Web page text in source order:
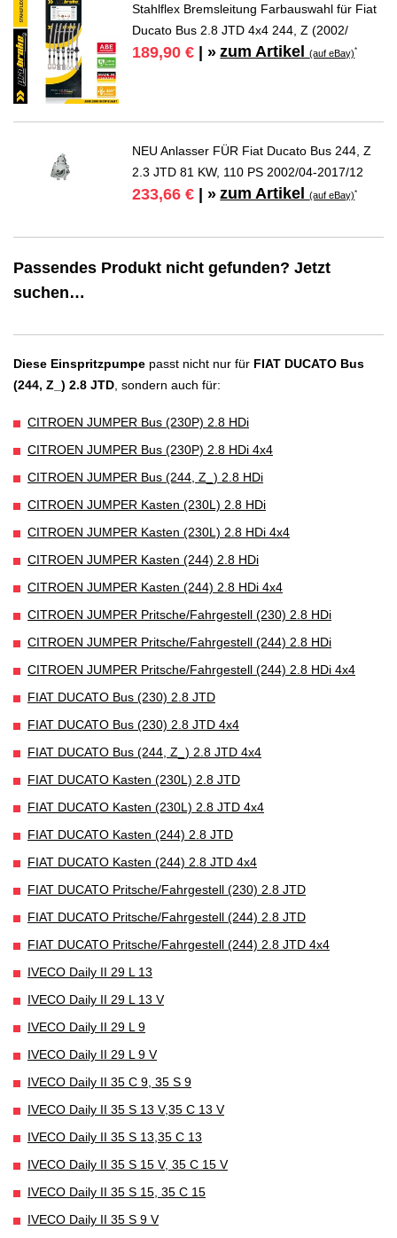
Stahlflex Bremsleitung Farbauswahl für Fiat
Ducato Bus 2.8 JTD 4x4 244, Z (2002/
189,90 € | » zum Artikel(auf eBay)*
NEU Anlasser FÜR Fiat Ducato Bus 244, Z
2.3 JTD 81 KW, 110 PS 2002/04-2017/12
233,66 € | » zum Artikel(auf eBay)*
Passendes Produkt nicht gefunden? Jetzt
suchen…
Diese Einspritzpumpe passt nicht nur für FIAT DUCATO Bus
(244, Z_) 2.8 JTD, sondern auch für:
CITROEN JUMPER Bus (230P) 2.8 HDi
CITROEN JUMPER Bus (230P) 2.8 HDi 4x4
CITROEN JUMPER Bus (244, Z_) 2.8 HDi
CITROEN JUMPER Kasten (230L) 2.8 HDi
CITROEN JUMPER Kasten (230L) 2.8 HDi 4x4
CITROEN JUMPER Kasten (244) 2.8 HDi
CITROEN JUMPER Kasten (244) 2.8 HDi 4x4
CITROEN JUMPER Pritsche/Fahrgestell (230) 2.8 HDi
CITROEN JUMPER Pritsche/Fahrgestell (244) 2.8 HDi
CITROEN JUMPER Pritsche/Fahrgestell (244) 2.8 HDi 4x4
FIAT DUCATO Bus (230) 2.8 JTD
FIAT DUCATO Bus (230) 2.8 JTD 4x4
FIAT DUCATO Bus (244, Z_) 2.8 JTD 4x4
FIAT DUCATO Kasten (230L) 2.8 JTD
FIAT DUCATO Kasten (230L) 2.8 JTD 4x4
FIAT DUCATO Kasten (244) 2.8 JTD
FIAT DUCATO Kasten (244) 2.8 JTD 4x4
FIAT DUCATO Pritsche/Fahrgestell (230) 2.8 JTD
FIAT DUCATO Pritsche/Fahrgestell (244) 2.8 JTD
FIAT DUCATO Pritsche/Fahrgestell (244) 2.8 JTD 4x4
IVECO Daily II 29 L 13
IVECO Daily II 29 L 13 V
IVECO Daily II 29 L 9
IVECO Daily II 29 L 9 V
IVECO Daily II 35 C 9, 35 S 9
IVECO Daily II 35 S 13 V,35 C 13 V
IVECO Daily II 35 S 13,35 C 13
IVECO Daily II 35 S 15 V, 35 C 15 V
IVECO Daily II 35 S 15, 35 C 15
IVECO Daily II 35 S 9 V